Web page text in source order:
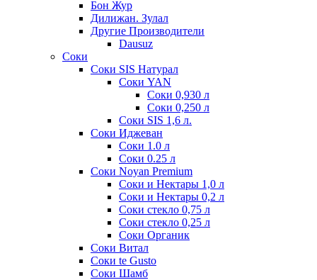
Бон Жур
Дилижан. Зулал
Другие Производители
Dausuz
Соки
Соки SIS Натурал
Соки YAN
Соки 0,930 л
Соки 0,250 л
Соки SIS 1,6 л.
Соки Иджеван
Соки 1.0 л
Соки 0.25 л
Соки Noyan Premium
Соки и Нектары 1,0 л
Соки и Нектары 0,2 л
Соки стекло 0,75 л
Соки стекло 0,25 л
Соки Органик
Соки Витал
Соки te Gusto
Соки Шамб